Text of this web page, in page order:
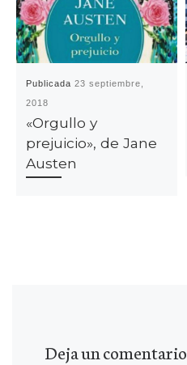
Publicada23 septiembre,
2018
«Orgullo y
prejuicio», de Jane
Austen
Deja un comentario